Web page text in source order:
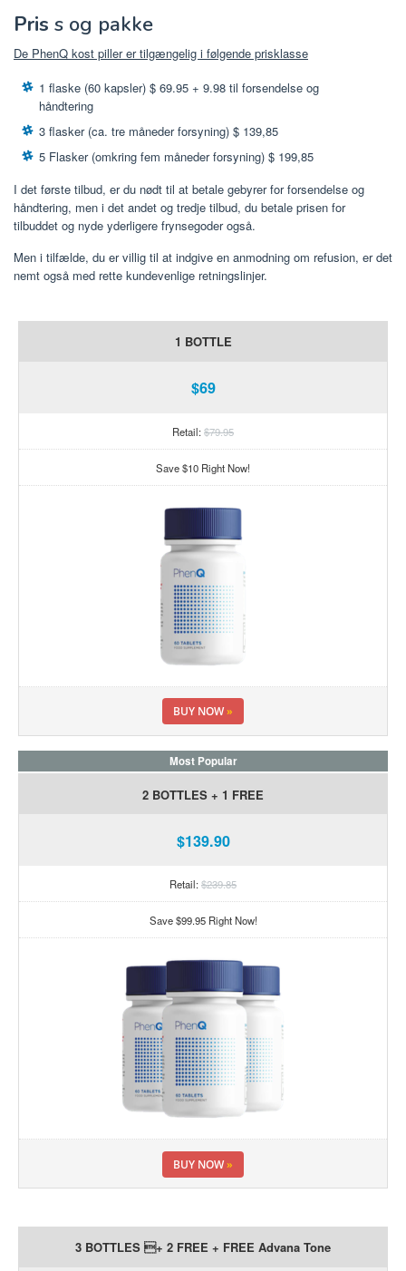
Pris s og pakke
De PhenQ kost piller er tilgængelig i følgende prisklasse
1 flaske (60 kapsler) $ 69.95 + 9.98 til forsendelse og
håndtering
3 flasker (ca. tre måneder forsyning) $ 139,85
5 Flasker (omkring fem måneder forsyning) $ 199,85
I det første tilbud, er du nødt til at betale gebyrer for forsendelse og
håndtering, men i det andet og tredje tilbud, du betale prisen for
tilbuddet og nyde yderligere frynsegoder også.
Men i tilfælde, du er villig til at indgive en anmodning om refusion, er det
nemt også med rette kundevenlige retningslinjer.
1 BOTTLE
$69
Retail:$79.95
Save $10 Right Now!
BUY NOW»
Most Popular
2 BOTTLES + 1 FREE
$139.90
Retail:$239.85
Save $99.95 Right Now!
BUY NOW»
3 BOTTLES + 2 FREE + FREE Advana Tone